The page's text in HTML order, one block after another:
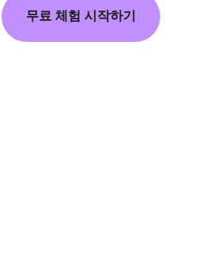
무료 체험 시작하기